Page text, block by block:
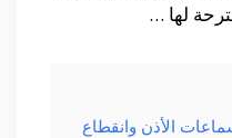
لها …
الأذن وانقطاع